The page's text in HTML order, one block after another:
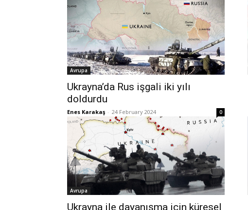
Avrupa
Ukrayna’da Rus işgali iki yılı
doldurdu
Enes Karakaş - 24 February 2024 0
Avrupa
Ukrayna ile dayanışma için küresel